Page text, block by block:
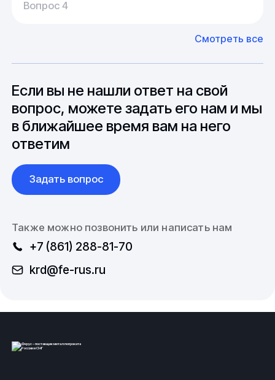
20-25 дней, но в зависимости от различных
может быть сокращен до 1 недели.
до 6 месяцев производства.
Азии. Через наших партнеров мы сможем
вопросы связанные с документацией и
международной логистикой.
Вопрос 4
Смотреть все
Если вы не нашли ответ на свой
вопрос, можете задать его нам и мы
в ближайшее время вам на него
ответим
Задать вопрос
Также можно позвонить или написать нам
+7 (861) 288-81-70
krd@fe-rus.ru